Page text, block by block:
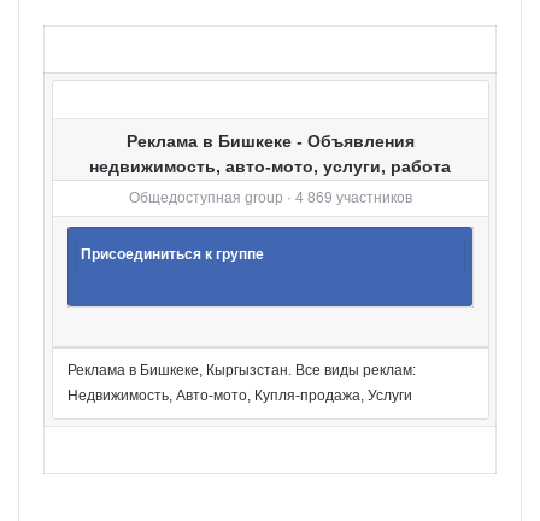
и
Реклама в Бишкеке - Объявления
недвижимость, авто-мото, услуги, работа
Общедоступная group · 4 869 участников
Присоединиться к группе
Реклама в Бишкеке, Кыргызстан. Все виды реклам:
Недвижимость, Авто-мото, Купля-продажа, Услуги